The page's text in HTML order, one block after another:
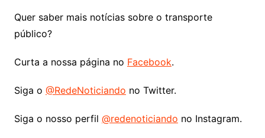
Quer saber mais notícias sobre o transporte
público?
Curta a nossa página no Facebook.
Siga o @RedeNoticiando no Twitter.
Siga o nosso perfil @redenoticiando no Instagram.